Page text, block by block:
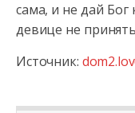
сама, и не дай
девице не
Источник: